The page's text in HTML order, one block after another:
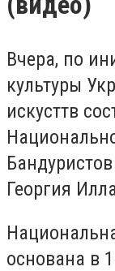
Вчера, по
культуры
искусттв
Георгия
основана в